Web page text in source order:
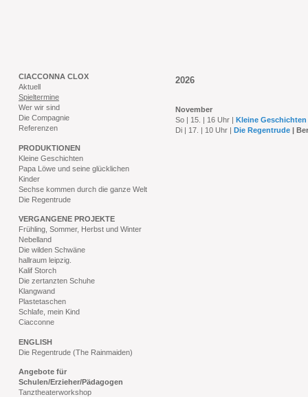
CIACCONNA CLOX
Aktuell
Spieltermine
Wer wir sind
Die Compagnie
Referenzen
PRODUKTIONEN
Kleine Geschichten
Papa Löwe und seine glücklichen
Kinder
Sechse kommen durch die ganze Welt
Die Regentrude
VERGANGENE PROJEKTE
Frühling, Sommer, Herbst und Winter
Nebelland
Die wilden Schwäne
hallraum leipzig.
Kalif Storch
Die zertanzten Schuhe
Klangwand
Plastetaschen
Schlafe, mein Kind
Ciacconne
ENGLISH
Die Regentrude (The Rainmaiden)
Angebote für
Schulen/Erzieher/Pädagogen
Tanztheaterworkshop
2026
November
So | 15. | 16 Uhr | Kleine Geschichten
Di | 17. | 10 Uhr | Die Regentrude |